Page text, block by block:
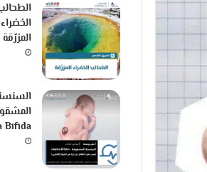
الخضراء
المزرّقة
Bifida